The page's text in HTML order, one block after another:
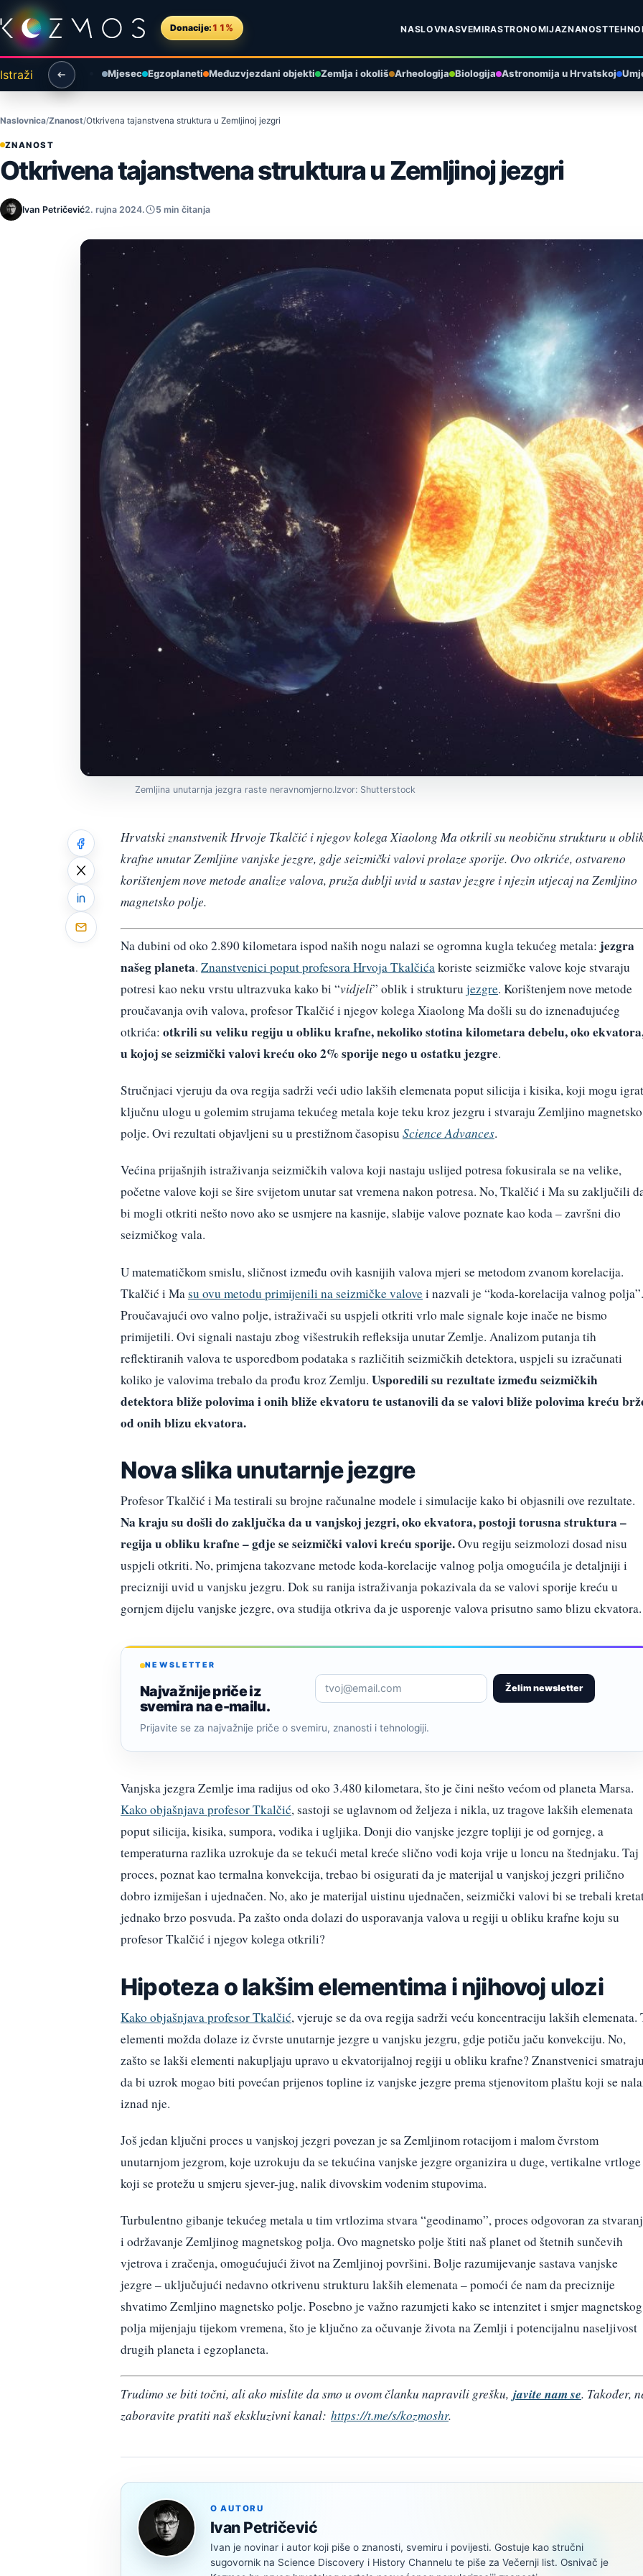
Preskoči na sadržaj
Donacije: 11% NASLOVNASVEMIRASTRONOMIJAZNANOST
Istraži Mjesec Egzoplaneti Međuzvjezdani objekti Zemlja i okoliš Arheologija Biologija Astronomija u Hrvatskoj
Naslovnica Znanost Otkrivena tajanstvena struktura u Zemljinoj jezgri
ZNANOST
Otkrivena tajanstvena struktura u Zemljinoj jezgri
Ivan Petričević2. rujna 2024. 5 min čitanja
Zemljina unutarnja jezgra raste neravnomjerno.Izvor: Shutterstock
Hrvatski znanstvenik Hrvoje Tkalčić i njegov kolega Xiaolong Ma otkrili su neobičnu strukturu u
krafne unutar Zemljine vanjske jezgre, gdje seizmički valovi prolaze sporije. Ovo otkriće, ostvareno
korištenjem nove metode analize valova, pruža dublji uvid u sastav jezgre i njezin utjecaj na Zemljino
magnetsko polje.
Na dubini od oko 2.890 kilometara ispod naših nogu nalazi se ogromna kugla tekućeg metala: jezgra
našeg planeta. Znanstvenici poput profesora Hrvoja Tkalčićakoriste seizmičke valove koje stvaraju
potresi kao neku vrstu ultrazvuka kako bi “vidjeli” oblik i strukturu jezgre. Korištenjem nove metode
proučavanja ovih valova, profesor Tkalčić i njegov kolega Xiaolong Ma došli su do iznenađujućeg
otkrića: otkrili su veliku regiju u obliku krafne, nekoliko stotina kilometara debelu, oko
u kojoj se seizmički valovi kreću oko 2% sporije nego u ostatku jezgre.
Stručnjaci vjeruju da ova regija sadrži veći udio lakših elemenata poput silicija i kisika, koji mogu
ključnu ulogu u golemim strujama tekućeg metala koje teku kroz jezgru i stvaraju Zemljino magnetsko
polje. Ovi rezultati objavljeni su u prestižnom časopisu Science Advances.
Većina prijašnjih istraživanja seizmičkih valova koji nastaju uslijed potresa fokusirala se na velike,
početne valove koji se šire svijetom unutar sat vremena nakon potresa. No, Tkalčić i Ma su zaključili
bi mogli otkriti nešto novo ako se usmjere na kasnije, slabije valove poznate kao koda – završni dio
seizmičkog vala.
U matematičkom smislu, sličnost između ovih kasnijih valova mjeri se metodom zvanom korelacija.
Tkalčić i Ma su ovu metodu primijenili na seizmičke valovei nazvali je “koda-korelacija valnog polja”.
Proučavajući ovo valno polje, istraživači su uspjeli otkriti vrlo male signale koje inače ne bismo
primijetili. Ovi signali nastaju zbog višestrukih refleksija unutar Zemlje. Analizom putanja tih
reflektiranih valova te usporedbom podataka s različitih seizmičkih detektora, uspjeli su izračunati
koliko je valovima trebalo da prođu kroz Zemlju. Usporedili su rezultate između seizmičkih
detektora bliže polovima i onih bliže ekvatoru te ustanovili da se valovi bliže polovima kreću
od onih blizu ekvatora.
Nova slika unutarnje jezgre
Profesor Tkalčić i Ma testirali su brojne računalne modele i simulacije kako bi objasnili ove rezultate.
Na kraju su došli do zaključka da u vanjskoj jezgri, oko ekvatora, postoji torusna struktura –
regija u obliku krafne – gdje se seizmički valovi kreću sporije.Ovu regiju seizmolozi dosad nisu
uspjeli otkriti. No, primjena takozvane metode koda-korelacije valnog polja omogućila je detaljniji i
precizniji uvid u vanjsku jezgru. Dok su ranija istraživanja pokazivala da se valovi sporije kreću u
gornjem dijelu vanjske jezgre, ova studija otkriva da je usporenje valova prisutno samo blizu ekvatora.
NEWSLETTER
Najvažnije priče iz
svemira na e-mailu.
Želim newsletter
Prijavite se za najvažnije priče o svemiru, znanosti i tehnologiji.
Vanjska jezgra Zemlje ima radijus od oko 3.480 kilometara, što je čini nešto većom od planeta Marsa.
Kako objašnjava profesor Tkalčić, sastoji se uglavnom od željeza i nikla, uz tragove lakših elemenata
poput silicija, kisika, sumpora, vodika i ugljika. Donji dio vanjske jezgre topliji je od gornjeg, a
temperaturna razlika uzrokuje da se tekući metal kreće slično vodi koja vrije u loncu na štednjaku. Taj
proces, poznat kao termalna konvekcija, trebao bi osigurati da je materijal u vanjskoj jezgri prilično
dobro izmiješan i ujednačen. No, ako je materijal uistinu ujednačen, seizmički valovi bi se trebali
jednako brzo posvuda. Pa zašto onda dolazi do usporavanja valova u regiji u obliku krafne koju su
profesor Tkalčić i njegov kolega otkrili?
Hipoteza o lakšim elementima i njihovoj ulozi
Kako objašnjava profesor Tkalčić, vjeruje se da ova regija sadrži veću koncentraciju lakših elemenata.
elementi možda dolaze iz čvrste unutarnje jezgre u vanjsku jezgru, gdje potiču jaču konvekciju. No,
zašto se lakši elementi nakupljaju upravo u ekvatorijalnoj regiji u obliku krafne? Znanstvenici
da bi uzrok mogao biti povećan prijenos topline iz vanjske jezgre prema stjenovitom plaštu koji se
iznad nje.
Još jedan ključni proces u vanjskoj jezgri povezan je sa Zemljinom rotacijom i malom čvrstom
unutarnjom jezgrom, koje uzrokuju da se tekućina vanjske jezgre organizira u duge, vertikalne vrtloge
koji se protežu u smjeru sjever-jug, nalik divovskim vodenim stupovima.
Turbulentno gibanje tekućeg metala u tim vrtlozima stvara “geodinamo”, proces odgovoran za
i održavanje Zemljinog magnetskog polja. Ovo magnetsko polje štiti naš planet od štetnih sunčevih
vjetrova i zračenja, omogućujući život na Zemljinoj površini. Bolje razumijevanje sastava vanjske
jezgre – uključujući nedavno otkrivenu strukturu lakših elemenata – pomoći će nam da preciznije
shvatimo Zemljino magnetsko polje. Posebno je važno razumjeti kako se intenzitet i smjer magnetskog
polja mijenjaju tijekom vremena, što je ključno za očuvanje života na Zemlji i potencijalnu naseljivost
drugih planeta i egzoplaneta.
Trudimo se biti točni, ali ako mislite da smo u ovom članku napravili grešku, javite nam se. Također,
zaboravite pratiti naš ekskluzivni kanal: https://t.me/s/kozmoshr.
O AUTORU
Ivan Petričević
Ivan je novinar i autor koji piše o znanosti, svemiru i povijesti. Gostuje kao stručni
sugovornik na Science Discovery i History Channelu te piše za Večernji list. Osnivač je